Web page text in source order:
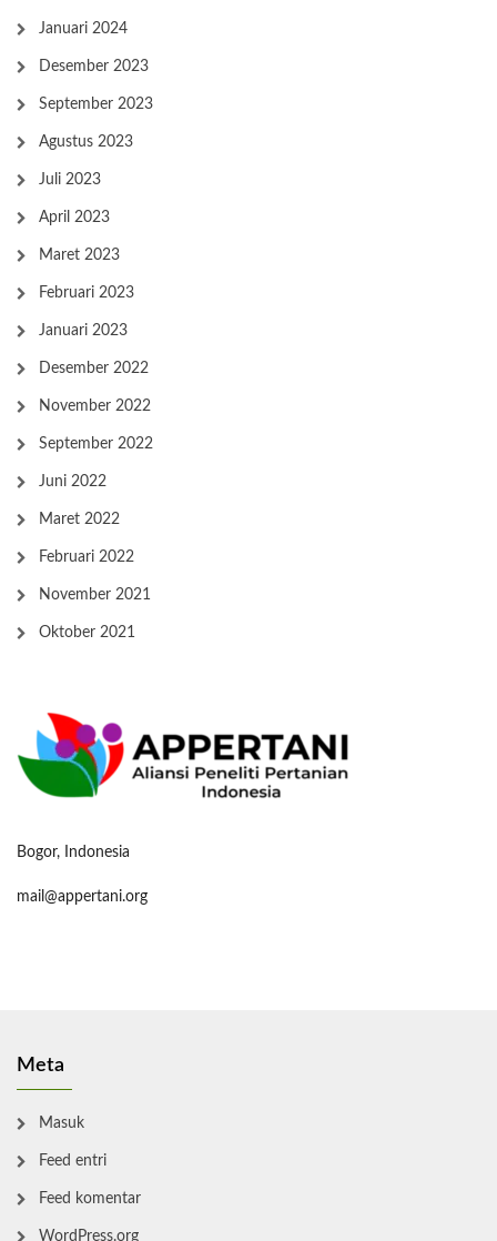
Januari 2024
Desember 2023
September 2023
Agustus 2023
Juli 2023
April 2023
Maret 2023
Februari 2023
Januari 2023
Desember 2022
November 2022
September 2022
Juni 2022
Maret 2022
Februari 2022
November 2021
Oktober 2021
Bogor, Indonesia
mail@appertani.org
Meta
Masuk
Feed entri
Feed komentar
WordPress.org